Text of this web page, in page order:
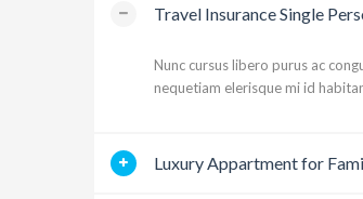
Travel Insurance Single
Nunc cursus libero purus ac
nequetiam elerisque mi id
Luxury Appartment for